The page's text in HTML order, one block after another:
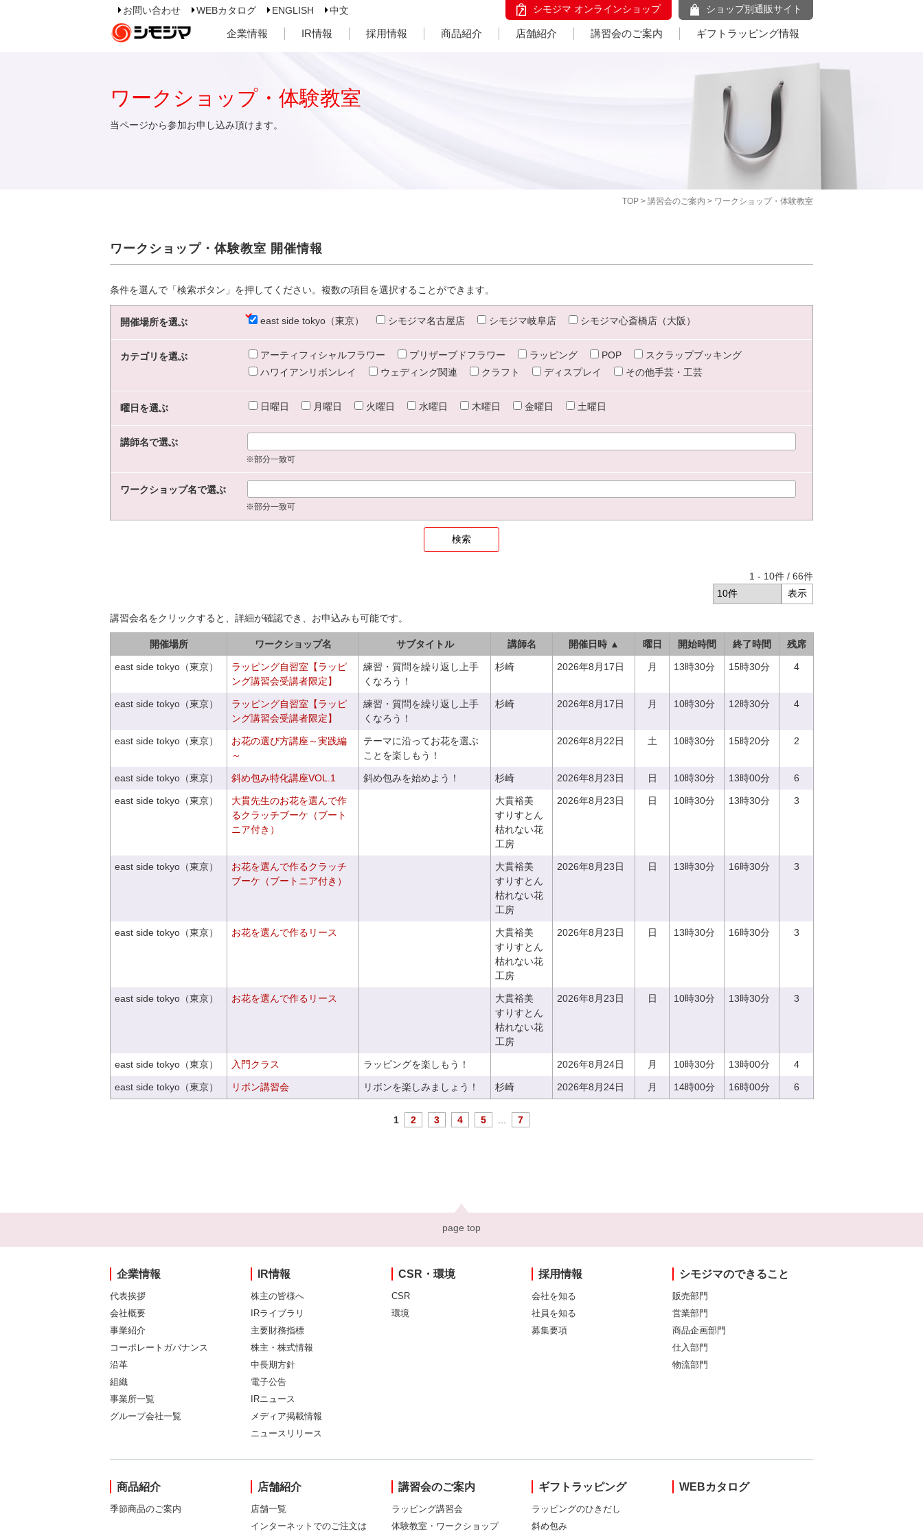
お問い合わせ WEBカタログ ENGLISH 中文 シモジマ オンラインショップ ショップ別通販サイト
企業情報 IR情報 採用情報 商品紹介 店舗紹介 講習会のご案内 ギフトラッピング情報
TOP > 講習会のご案内 > ワークショップ・体験教室
ワークショップ・体験教室
当ページから参加お申し込み頂けます。
ワークショップ・体験教室 開催情報
条件を選んで「検索ボタン」を押してください。複数の項目を選択することができます。
開催場所を選ぶ east side tokyo（東京） シモジマ名古屋店 シモジマ岐阜店 シモジマ心斎橋店（大阪）
カテゴリを選ぶ アーティフィシャルフラワー プリザーブドフラワー ラッピング POP
スクラップブッキング
ハワイアンリボンレイ
ウェディング関連 クラフト ディスプレイ その他手芸・工芸
曜日を選ぶ 日曜日 月曜日 火曜日 水曜日 木曜日 金曜日 土曜日
講師名で選ぶ
※部分一致可
ワークショップ名で選ぶ
※部分一致可
1 - 10件 / 66件
講習会名をクリックすると、詳細が確認でき、お申込みも可能です。
開催場所 ワークショップ名 サブタイトル 講師名 開催日時 ▲ 曜日 開始時間 終了時間 残席
east side tokyo（東京）
ラッピング自習室【ラッピ
ング講習会受講者限定】
練習・質問を繰り返し上手
くなろう！
杉崎 2026年8月17日 月 13時30分 15時30分 4
east side tokyo（東京）
ラッピング自習室【ラッピ
ング講習会受講者限定】
練習・質問を繰り返し上手
くなろう！
杉崎 2026年8月17日 月 10時30分 12時30分 4
east side tokyo（東京）
お花の選び方講座～実践編
～
テーマに沿ってお花を選ぶ
ことを楽しもう！
2026年8月22日 土 10時30分 15時20分 2
east side tokyo（東京） 斜め包み特化講座VOL.1 斜め包みを始めよう！ 杉崎 2026年8月23日 日 10時30分 13時00分 6
east side tokyo（東京）
大貫先生のお花を選んで作
るクラッチブーケ（ブート
ニア付き）
大貫裕美
すりすとん
枯れない花
工房
2026年8月23日 日 10時30分 13時30分 3
east side tokyo（東京）
お花を選んで作るクラッチ
ブーケ（ブートニア付き）
大貫裕美
すりすとん
枯れない花
工房
2026年8月23日 日 13時30分 16時30分 3
east side tokyo（東京） お花を選んで作るリース
大貫裕美
すりすとん
枯れない花
工房
2026年8月23日 日 13時30分 16時30分 3
east side tokyo（東京） お花を選んで作るリース
大貫裕美
すりすとん
枯れない花
工房
2026年8月23日 日 10時30分 13時30分 3
east side tokyo（東京） 入門クラス ラッピングを楽しもう！ 2026年8月24日 月 10時30分 13時00分 4
east side tokyo（東京） リボン講習会 リボンを楽しみましょう！ 杉崎 2026年8月24日 月 14時00分 16時00分 6
1 2 3 4 5 7
page top
企業情報
代表挨拶
会社概要
事業紹介
コーポレートガバナンス
沿革
組織
事業所一覧
グループ会社一覧
IR情報
株主の皆様へ
IRライブラリ
主要財務指標
株主・株式情報
中長期方針
電子公告
IRニュース
メディア掲載情報
ニュースリリース
CSR・環境
CSR
環境
採用情報
会社を知る
社員を知る
募集要項
シモジマのできること
販売部門
営業部門
商品企画部門
仕入部門
物流部門
商品紹介
季節商品のご案内
店舗紹介
店舗一覧
インターネットでのご注文は
講習会のご案内
ラッピング講習会
体験教室・ワークショップ
ギフトラッピング
ラッピングのひきだし
斜め包み
WEBカタログ